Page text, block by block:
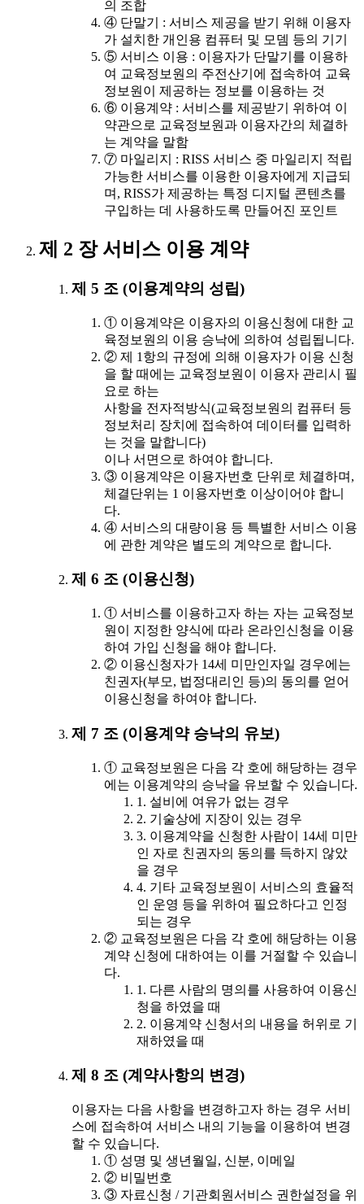
의 조합
④ 단말기 : 서비스 제공을 받기 위해 이용자
가 설치한 개인용 컴퓨터 및 모뎀 등의 기기
⑤ 서비스 이용 : 이용자가 단말기를 이용하
여 교육정보원의 주전산기에 접속하여 교육
정보원이 제공하는 정보를 이용하는 것
⑥ 이용계약 : 서비스를 제공받기 위하여 이
약관으로 교육정보원과 이용자간의 체결하
는 계약을 말함
⑦ 마일리지 : RISS 서비스 중 마일리지 적립
가능한 서비스를 이용한 이용자에게 지급되
며, RISS가 제공하는 특정 디지털 콘텐츠를
구입하는 데 사용하도록 만들어진 포인트
제 2 장 서비스 이용 계약
제 5 조 (이용계약의 성립)
① 이용계약은 이용자의 이용신청에 대한 교
육정보원의 이용 승낙에 의하여 성립됩니다.
② 제 1항의 규정에 의해 이용자가 이용 신청
을 할 때에는 교육정보원이 이용자 관리시 필
요로 하는
사항을 전자적방식(교육정보원의 컴퓨터 등
정보처리 장치에 접속하여 데이터를 입력하
는 것을 말합니다)
이나 서면으로 하여야 합니다.
③ 이용계약은 이용자번호 단위로 체결하며,
체결단위는 1 이용자번호 이상이어야 합니
다.
④ 서비스의 대량이용 등 특별한 서비스 이용
에 관한 계약은 별도의 계약으로 합니다.
제 6 조 (이용신청)
① 서비스를 이용하고자 하는 자는 교육정보
원이 지정한 양식에 따라 온라인신청을 이용
하여 가입 신청을 해야 합니다.
② 이용신청자가 14세 미만인자일 경우에는
친권자(부모, 법정대리인 등)의 동의를 얻어
이용신청을 하여야 합니다.
제 7 조 (이용계약 승낙의 유보)
① 교육정보원은 다음 각 호에 해당하는 경우
에는 이용계약의 승낙을 유보할 수 있습니다.
1. 설비에 여유가 없는 경우
2. 기술상에 지장이 있는 경우
3. 이용계약을 신청한 사람이 14세 미만
인 자로 친권자의 동의를 득하지 않았
을 경우
4. 기타 교육정보원이 서비스의 효율적
인 운영 등을 위하여 필요하다고 인정
되는 경우
② 교육정보원은 다음 각 호에 해당하는 이용
계약 신청에 대하여는 이를 거절할 수 있습니
다.
1. 다른 사람의 명의를 사용하여 이용신
청을 하였을 때
2. 이용계약 신청서의 내용을 허위로 기
재하였을 때
제 8 조 (계약사항의 변경)
이용자는 다음 사항을 변경하고자 하는 경우 서비
스에 접속하여 서비스 내의 기능을 이용하여 변경
할 수 있습니다.
① 성명 및 생년월일, 신분, 이메일
② 비밀번호
③ 자료신청 / 기관회원서비스 권한설정을 위